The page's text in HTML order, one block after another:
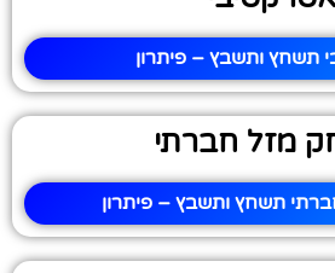
תשחץ ותשבץ – פיתרון
מזל חברתי
תשחץ ותשבץ – פיתרון